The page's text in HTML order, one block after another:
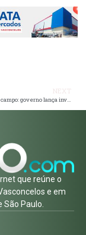
Novo plano para o campo: governo lança investimento bilionário para ampliar reforma agrária no Brasil
que reúne o
e em
Paulo.